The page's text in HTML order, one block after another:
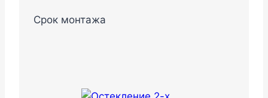
Срок монтажа